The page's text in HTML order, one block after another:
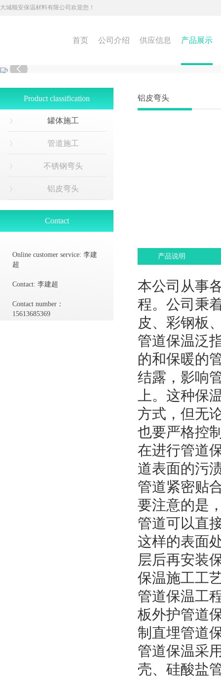
大城顺安保温材料有限公司欢迎您！
首页 公司介绍 供应信息 产品展示

Product classification
罐体施工
管道施工
不锈钢弯头
铝皮弯头
Contact
Online customer service: 李建
超
Contact: 李建超
Contact number：
15613685369
铝皮弯头
产品说明
本公司从事
程。公司秉
皮、彩钢板
管道保温泛
的和保暖的
结露，影响
上。这种保
方式，但无
也要严格控
在进行管道
道表面的污
管道紧密贴
要注意的是
管道可以直
这样的表面
层后再安装
保温施工工
管道保温工
板外护管道
制直埋管道
管道保温采
壳、硅酸盐